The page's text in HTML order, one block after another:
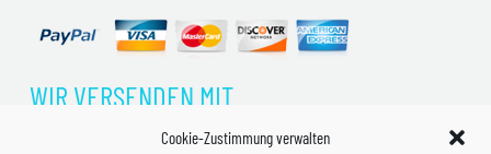
Cookie-Zustimmung verwalten
WIR VERSENDEN MIT